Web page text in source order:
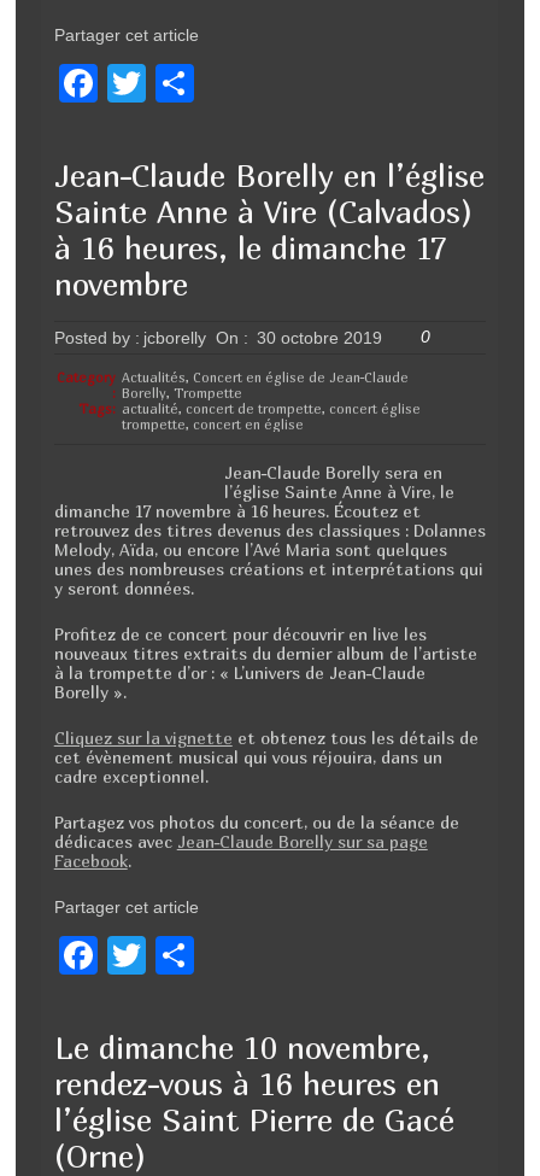
Partager cet article
F
c
e
b
o
k
T
tt
er
ta
g
er
Jean-Claude Borelly en l’église
Sainte Anne à Vire (Calvados)
à 16 heures, le dimanche 17
novembre
Posted by : jcborelly On : 30 octobre 2019 0
Category
:
Actualités, Concert en église de Jean-Claude
Borelly, Trompette
Tags: actualité, concert de trompette, concert église
trompette, concert en église
Jean-Claude Borelly sera en
l’église Sainte Anne à Vire, le
dimanche 17 novembre à 16 heures. Écoutez et
retrouvez des titres devenus des classiques : Dolannes
Melody, Aïda, ou encore l’Avé Maria sont quelques
unes des nombreuses créations et interprétations qui
y seront données.
Profitez de ce concert pour découvrir en live les
nouveaux titres extraits du dernier album de l’artiste
à la trompette d’or : « L’univers de Jean-Claude
Borelly ».
Cliquez sur la vignette et obtenez tous les détails de
cet évènement musical qui vous réjouira, dans un
cadre exceptionnel.
Partagez vos photos du concert, ou de la séance de
dédicaces avec Jean-Claude Borelly sur sa page
Facebook.
Partager cet article
F
c
e
b
o
T
tt
er
ta
g
er
Le dimanche 10 novembre,
rendez-vous à 16 heures en
l’église Saint Pierre de Gacé
(Orne)